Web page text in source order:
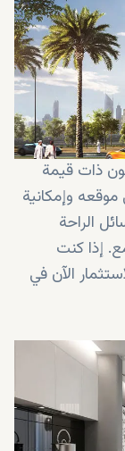
ذات قيمة
موقعه وإمكانية
الراحة
إذا كنت
الآن في